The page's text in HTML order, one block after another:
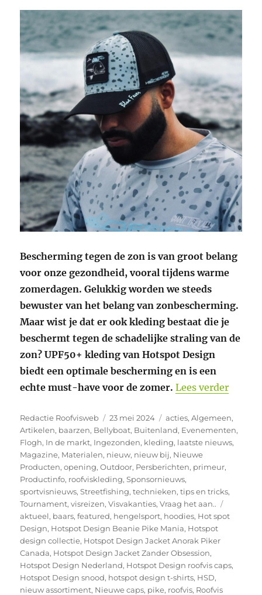
Bescherming tegen de zon is van groot belang
voor onze gezondheid, vooral tijdens warme
zomerdagen. Gelukkig worden we steeds
bewuster van het belang van zonbescherming.
Maar wist je dat er ook kleding bestaat die je
beschermt tegen de schadelijke straling van de
zon? UPF50+ kleding van Hotspot Design
biedt een optimale bescherming en is een
echte must-have voor de zomer. Lees verder“De
Auteur
Redactie Roofvisweb
Geplaatst
op
23 mei 2024 Categorieën
acties,Algemeen,
Artikelen, baarzen, Bellyboat, Buitenland, Evenementen,
Flogh, In de markt, Ingezonden, kleding, laatste nieuws,
Magazine, Materialen, nieuw, nieuw bij, Nieuwe
Producten,opening,Outdoor, Persberichten, primeur,
Productinfo, roofviskleding,Sponsornieuws,
sportvisnieuws,Streetfishing,technieken,tips en tricks,
Tournament,visreizen,Visvakanties,Vraag het aan..
aktueel, baars,featured, hengelsport, hoodies, Hot spot
Design, Hotspot Design Beanie Pike Mania, Hotspot
design collectie, Hotspot Design Jacket Anorak Piker
Canada, Hotspot Design Jacket Zander Obsession,
Hotspot Design Nederland, Hotspot Design roofvis caps,
Hotspot Design snood, hotspot design t-shirts, HSD,
nieuw assortiment, Nieuwe caps, pike, roofvis, Roofvis